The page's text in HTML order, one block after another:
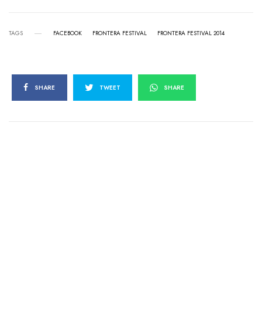
TAGS FACEBOOK FRONTERA FESTIVAL FRONTERA FESTIVAL 2014
SHARE TWEET SHARE